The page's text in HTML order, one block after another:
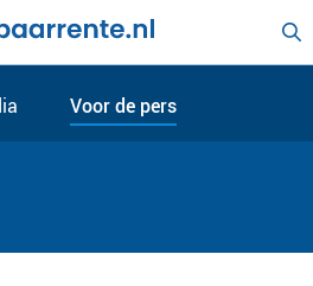
Voor de pers